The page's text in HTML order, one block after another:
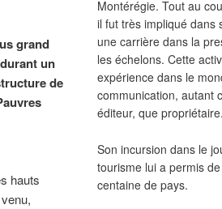
grand
un
de
hauts
Montérégie. Tout au
il fut très impliqué dans
une carrière dans la
les échelons. Cette
expérience dans le
communication, autant
éditeur, que propriétaire.
Son incursion dans le
tourisme lui a permis
centaine de pays.